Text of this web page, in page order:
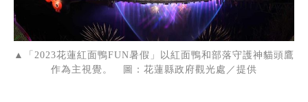
▲「2023花蓮紅面鴨FUN暑假」以紅面鴨和部落守護神貓頭鷹
作為主視覺。 圖：花蓮縣政府觀光處／提供